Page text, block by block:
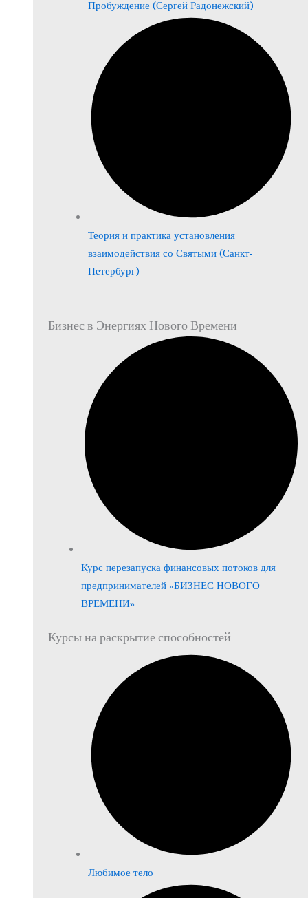
Пробуждение (Сергей Радонежский)
Теория и практика установления
взаимодействия со Святыми (Санкт-
Петербург)
Бизнес в Энергиях Нового Времени
Курс перезапуска финансовых потоков для
предпринимателей «БИЗНЕС НОВОГО
ВРЕМЕНИ»
Курсы на раскрытие способностей
Любимое тело